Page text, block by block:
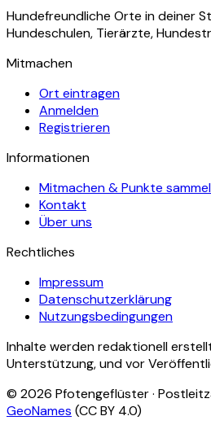
Hundefreundliche Orte in deiner
Hundeschulen, Tierärzte,
Mitmachen
Ort eintragen
Anmelden
Registrieren
Informationen
Mitmachen & Punkte
Kontakt
Über uns
Rechtliches
Impressum
Datenschutzerklärung
Nutzungsbedingungen
Inhalte werden redaktionell
Unterstützung, und vor
© 2026 Pfotengeflüster ·
GeoNames (CC BY 4.0)